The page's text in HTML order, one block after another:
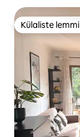
Külaliste
Külaliste